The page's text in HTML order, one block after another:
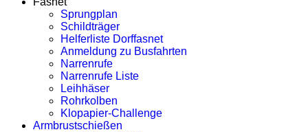
Sprungplan
Schildträger
Helferliste Dorffasnet
Anmeldung zu Busfahrten
Narrenrufe
Narrenrufe Liste
Leihhäser
Rohrkolben
Klopapier-Challenge
Armbrustschießen